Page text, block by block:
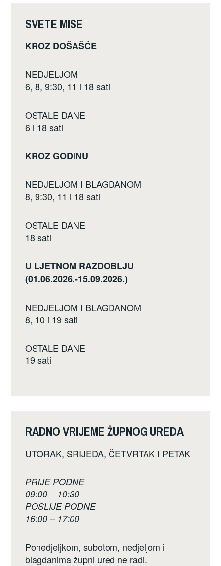
k
SVETE MISE
KROZ DOŠAŠĆE
NEDJELJOM
6, 8, 9:30, 11 i 18 sati
OSTALE DANE
6 i 18 sati
KROZ GODINU
NEDJELJOM I BLAGDANOM
8, 9:30, 11 i 18 sati
OSTALE DANE
18 sati
U LJETNOM RAZDOBLJU
(01.06.2026.-15.09.2026.)
NEDJELJOM I BLAGDANOM
8, 10 i 19 sati
OSTALE DANE
19 sati
RADNO VRIJEME ŽUPNOG UREDA
UTORAK, SRIJEDA, ČETVRTAK I PETAK
PRIJE PODNE
09:00 – 10:30
POSLIJE PODNE
16:00 – 17:00
Ponedjeljkom, subotom, nedjeljom i
blagdanima župni ured ne radi.